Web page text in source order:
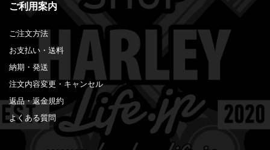
ご利用案内
ご注文方法
お支払い・送料
納期・発送
注文内容変更・キャンセル
返品・返金規約
よくある質問